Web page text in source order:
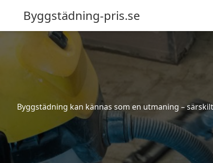
Byggstädning-pris.se
Byggstädning kan kännas som en utmaning –